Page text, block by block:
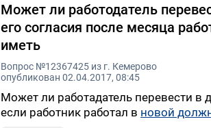
Может ли работодатель
его согласия после месяца
иметь
Вопрос №12367425 из г. Кемерово
опубликован 02.04.2017, 08:45
Может ли работадатель перевести в
если работник работал в новой